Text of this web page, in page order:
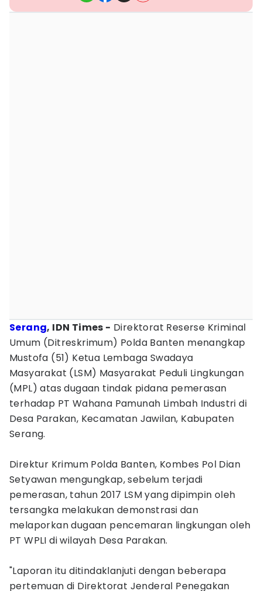
Serang, IDN Times - Direktorat Reserse Kriminal
Umum (Ditreskrimum) Polda Banten menangkap
Mustofa (51) Ketua Lembaga Swadaya
Masyarakat (LSM) Masyarakat Peduli Lingkungan
(MPL) atas dugaan tindak pidana pemerasan
terhadap PT Wahana Pamunah Limbah Industri di
Desa Parakan, Kecamatan Jawilan, Kabupaten
Serang.
Direktur Krimum Polda Banten, Kombes Pol Dian
Setyawan mengungkap, sebelum terjadi
pemerasan, tahun 2017 LSM yang dipimpin oleh
tersangka melakukan demonstrasi dan
melaporkan dugaan pencemaran lingkungan oleh
PT WPLI di wilayah Desa Parakan.
"Laporan itu ditindaklanjuti dengan beberapa
pertemuan di Direktorat Jenderal Penegakan